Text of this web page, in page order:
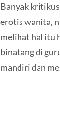
Banyak
erotis wanita,
melihat hal itu
binatang di
mandiri dan